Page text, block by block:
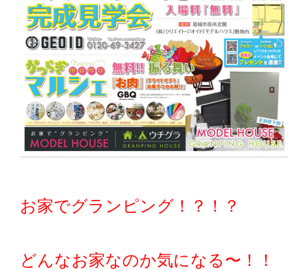
お家でグランピング！？！？
どんなお家なのか気になる〜！！